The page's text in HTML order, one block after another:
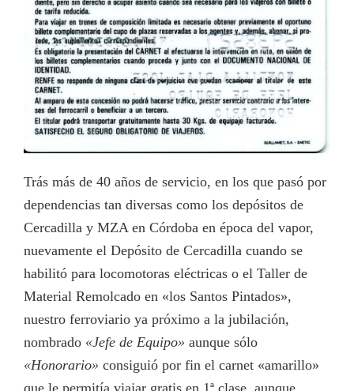
Trás más de 40 años de servicio, en los que pasó por
dependencias tan diversas como los depósitos de
Cercadilla y MZA en Córdoba en época del vapor,
nuevamente el Depósito de Cercadilla cuando se
habilitó para locomotoras eléctricas o el Taller de
Material Remolcado en «los Santos Pintados»,
nuestro ferroviario ya próximo a la jubilación,
nombrado «Jefe de Equipo» aunque sólo
«Honorario» consiguió por fin el carnet «amarillo»